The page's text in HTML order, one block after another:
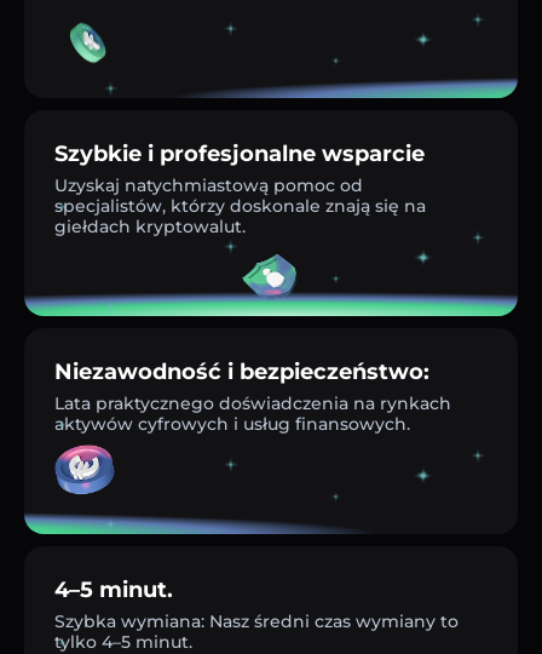
Szybkie i profesjonalne wsparcie
Uzyskaj natychmiastową pomoc od
specjalistów, którzy doskonale znają się na
giełdach kryptowalut.
Niezawodność i bezpieczeństwo:
Lata praktycznego doświadczenia na rynkach
aktywów cyfrowych i usług finansowych.
4–5 minut.
Szybka wymiana: Nasz średni czas wymiany to
tylko 4–5 minut.